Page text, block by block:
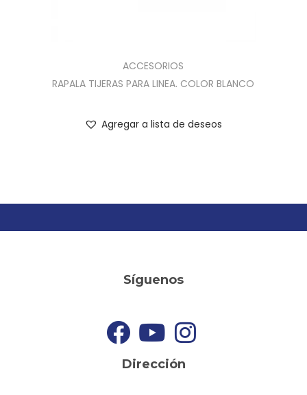
ACCESORIOS
RAPALA TIJERAS PARA LINEA. COLOR BLANCO
Agregar a lista de deseos
Síguenos
Dirección